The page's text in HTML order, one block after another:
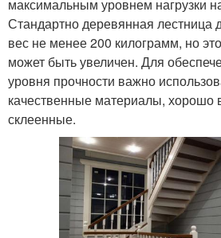
максимальным уровнем нагрузки
Стандартно деревянная
вес не менее 200 килограмм, но
может быть увеличен. Для
уровня прочности важно
качественные материалы,
склеенные.